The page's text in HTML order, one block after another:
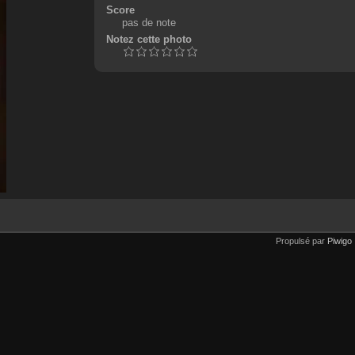
Score
pas de note
Notez cette photo
Propulsé par Piwigo